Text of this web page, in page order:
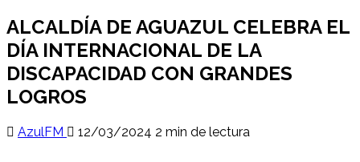
ALCALDÍA DE AGUAZUL CELEBRA EL
DÍA INTERNACIONAL DE LA
DISCAPACIDAD CON GRANDES
LOGROS
AzulFM 12/03/2024 2 min de lectura